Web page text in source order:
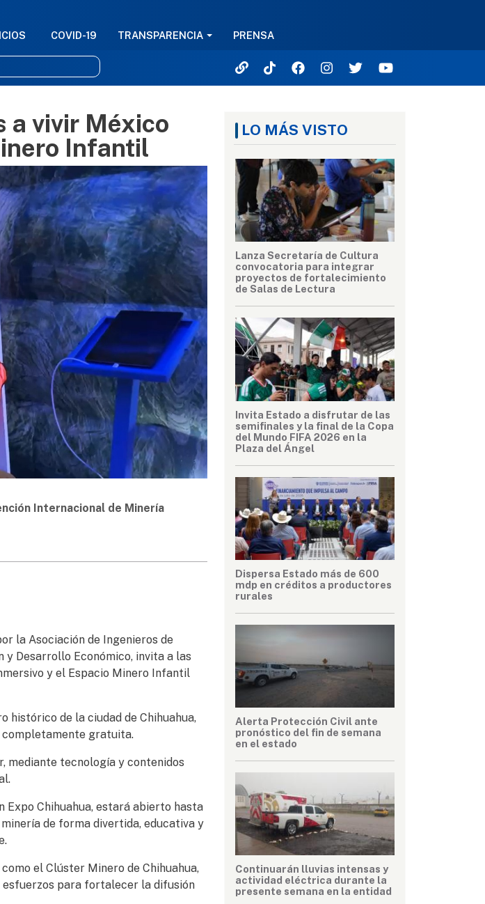
Pasar al contenido principal
COVID-19 TRANSPARENCIA PRENSA
a vivir México
Infantil
Internacional de Minería
la Asociación de Ingenieros de
y Desarrollo Económico, invita a las
y el Espacio Minero Infantil
histórico de la ciudad de Chihuahua,
completamente gratuita.
mediante tecnología y contenidos
Expo Chihuahua, estará abierto hasta
de forma divertida, educativa y
el Clúster Minero de Chihuahua,
esfuerzos para fortalecer la difusión
LO MÁS VISTO
Lanza Secretaría de Cultura
convocatoria para integrar
proyectos de fortalecimiento
de Salas de Lectura
Invita Estado a disfrutar de las
semifinales y la final de la Copa
del Mundo FIFA 2026 en la
Plaza del Ángel
Dispersa Estado más de 600
mdp en créditos a productores
rurales
Alerta Protección Civil ante
pronóstico del fin de semana
en el estado
Continuarán lluvias intensas y
actividad eléctrica durante la
presente semana en la entidad